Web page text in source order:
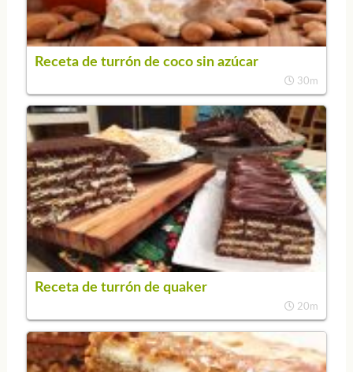
Receta de turrón de coco sin azúcar
30m
Receta de turrón de quaker
20m